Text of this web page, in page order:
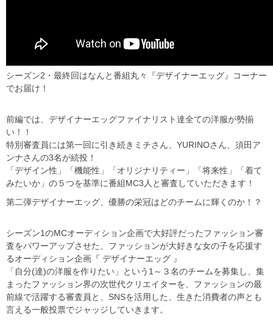
シーズン2・最終回はなんと番組丸々『デザイナーエッグ』コーナー
でお届け！
前編では、デザイナーエッグファイナリスト達全ての洋服が勢揃
い！！
特別審査員には第一回に引き続きミチさん、YURINOさん、須田ア
ンナさんの3名が続投！
「デザイン性」「機能性」「オリジナリティー」「将来性」「着て
みたいか」の５つを基準に番組MC3人と審査していただきます！
第二弾デザイナーエッグ、優勝の栄冠はどのチームに輝くのか！？
シーズン1のMCオーディション企画で大好評だったファッション審
査をパワーアップさせた、ファッションが大好きな女の子を応援す
るオーディション企画『 デザイナーエッグ 』
「自分(達)の洋服を作りたい」という1～３名のチームを募集し、集
まったファッション界の次世代クリエイターを、ファッションの最
前線で活躍する審査員と、SNSを活用した、生きた消費者の声とも
言える一般投票でジャッジしていきます。